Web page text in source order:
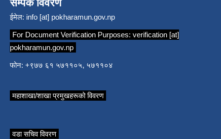
सम्पर्क विवरण
ईमेल: info [at] pokharamun.gov.np
For Document Verification Purposes: verification [at]
pokharamun.gov.np
फोन: +९७७ ६१ ५७११०५, ५७११०४
महाशाखा/शाखा प्रमुखहरूको विवरण
वडा सचिव विवरण